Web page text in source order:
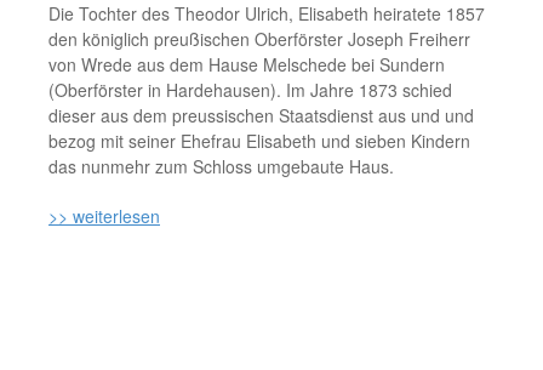
Die Tochter des Theodor Ulrich, Elisabeth heiratete 1857
den ​königlich preußischen Oberförster Joseph Freiherr
von Wrede ​aus dem Hause Melschede bei Sundern
(Oberförster in ​Hardehausen). Im Jahre 1873 schied
dieser aus dem ​preussischen Staatsdienst aus und und
bezog mit seiner Ehefrau​ Elisabeth und sieben Kindern
das nunmehr zum Schloss ​umgebaute Haus.
>> weiterlesen